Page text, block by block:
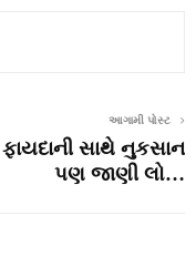
આગામી પોસ્ટ
સાથે નુકસાન
પણ જાણી લો…